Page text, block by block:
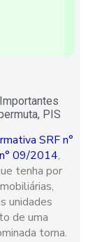
, PIS
SRF n°
09/2014,
tenha por
unidades
de uma
torna.